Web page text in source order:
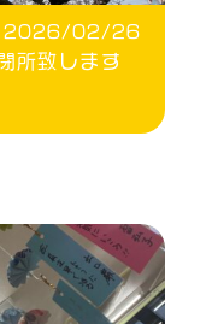
2026/02/26
所致します